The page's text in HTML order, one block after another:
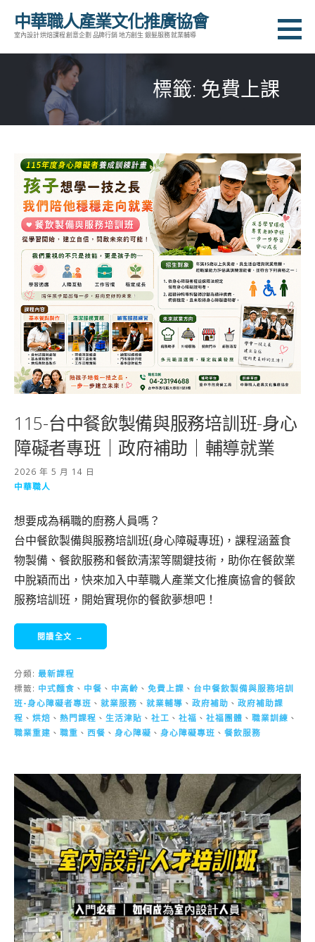
中華職人產業文化推廣協會
室內設計 烘焙課程 創意企劃 品牌行銷 地方創生 銀髮服務 就業輔導
標籤: 免費上課
115-台中餐飲製備與服務培訓班-身心
障礙者專班｜政府補助｜輔導就業
2026 年 5 月 14 日
中華職人
想要成為稱職的廚務人員嗎？
台中餐飲製備與服務培訓班(身心障礙專班)，課程涵蓋食
物製備、餐飲服務和餐飲清潔等關鍵技術，助你在餐飲業
中脫穎而出，快來加入中華職人產業文化推廣協會的餐飲
服務培訓班，開始實現你的餐飲夢想吧！
閱讀全文 →
分類: 最新課程
標籤: 中式麵食 、 中餐 、 中高齡 、 免費上課 、 台中餐飲製備與服務培訓
班-身心障礙者專班 、 就業服務 、 就業輔導 、 政府補助 、 政府補助課
程 、 烘焙 、 熱門課程 、 生活津貼 、 社工 、 社福 、 社福團體 、 職業訓練 、
職業重建 、 職重 、 西餐 、 身心障礙 、 身心障礙專班 、 餐飲服務